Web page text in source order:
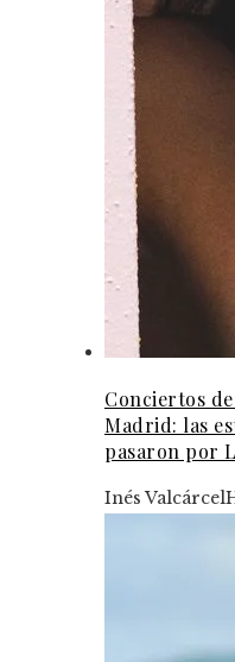
Conciertos
Madrid: las
pasaron por
Inés Valcárcel